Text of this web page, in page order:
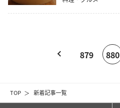
TOP 新着記事一覧
879 880